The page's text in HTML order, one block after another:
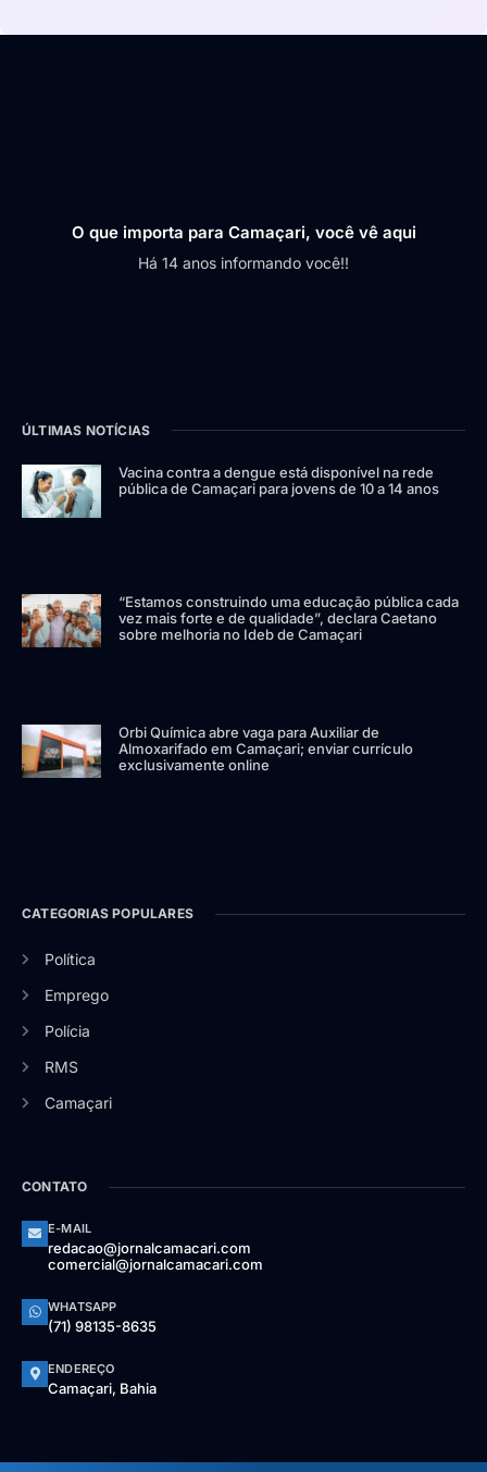
O que importa para Camaçari, você vê aqui
Há 14 anos informando você!!
ÚLTIMAS NOTÍCIAS
Vacina contra a dengue está disponível na rede
pública de Camaçari para jovens de 10 a 14 anos
“Estamos construindo uma educação pública cada
vez mais forte e de qualidade”, declara Caetano
sobre melhoria no Ideb de Camaçari
Orbi Química abre vaga para Auxiliar de
Almoxarifado em Camaçari; enviar currículo
exclusivamente online
CATEGORIAS POPULARES
Política
Emprego
Polícia
RMS
Camaçari
CONTATO
E-MAIL
redacao@jornalcamacari.com
comercial@jornalcamacari.com
WHATSAPP
(71) 98135-8635
ENDEREÇO
Camaçari, Bahia